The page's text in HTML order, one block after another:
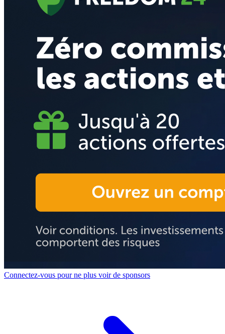
Connectez-vous pour ne plus voir de sponsors